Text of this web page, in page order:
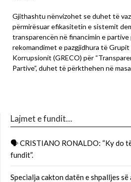
Gjithashtu nënvizohet se duhet të
përmirësuar efikasitetin e sistemit
transparencën në financimin e
rekomandimet e pazgjidhura të
Korrupsionit (GRECO) për
Partive”, duhet të përkthehen në
Lajmet e fundit…
🗣 CRISTIANO RONALDO: “Ky do
fundit”.
Specialja cakton datën e shpalljes